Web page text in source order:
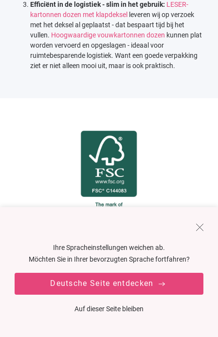
Efficiënt in de logistiek - slim in het gebruik: LESER-
kartonnen dozen met klapdeksel leveren wij op verzoek
met het deksel al geplaatst - dat bespaart tijd bij het
vullen. Hoogwaardige vouwkartonnen dozen kunnen plat
worden vervoerd en opgeslagen - ideaal voor
ruimtebesparende logistiek. Want een goede verpakking
ziet er niet alleen mooi uit, maar is ook praktisch.
FSC-GECERTIFICEERD.
VERPAKKINGEN MET
VERANTWOORDELIJKHEID.
Gecertificeerde materialen vormen tegenwoordig voor veel
Ihre Spracheinstellungen weichen ab.
Möchten Sie in Ihrer bevorzugten Sprache fortfahren?
Deutsche Seite entdecken
Auf dieser Seite bleiben